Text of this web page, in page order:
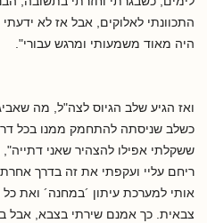
התכוונתי לאלוקים, אבל אז לא
היה מאוד משמעותי ומרגש עבורי".
ואז הגיע שלב הגיוס לצה"ל, מה
כשלב שניסתה להתחמק ממנו בכל
ששקלתי אפילו להצהיר שאני
ריחם עליי ועקפתי את זה בדרך
אותי למערכת עיתון ´במחנה´ ואת
צבאית. כך אמנם שירתי בצבא, אבל